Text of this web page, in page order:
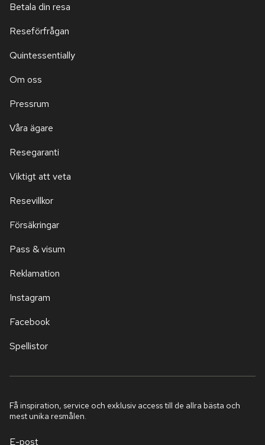
Betala din resa
Reseförfrågan
Quintessentially
Om oss
Pressrum
Våra ägare
Resegaranti
Viktigt att veta
Resevillkor
Försäkringar
Pass & visum
Reklamation
Instagram
Facebook
Spellistor
Få inspiration, service och exklusiv access till de allra bästa och
mest unika resmålen.
E-post